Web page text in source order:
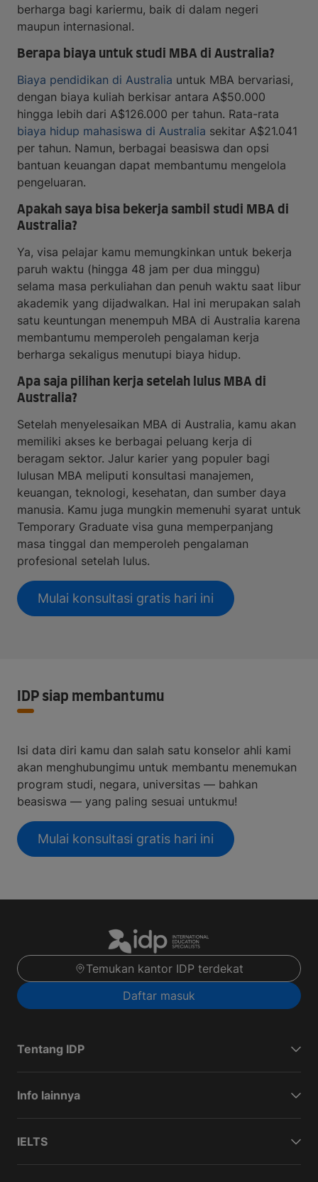
berharga bagi kariermu, baik di dalam negeri
maupun internasional.
Berapa biaya untuk studi MBA di Australia?
Biaya pendidikan di Australia untuk MBA bervariasi,
dengan biaya kuliah berkisar antara A$50.000
hingga lebih dari A$126.000 per tahun. Rata-rata
biaya hidup mahasiswa di Australia sekitar A$21.041
per tahun. Namun, berbagai beasiswa dan opsi
bantuan keuangan dapat membantumu mengelola
pengeluaran.
Apakah saya bisa bekerja sambil studi MBA di
Australia?
Ya, visa pelajar kamu memungkinkan untuk bekerja
paruh waktu (hingga 48 jam per dua minggu)
selama masa perkuliahan dan penuh waktu saat libur
akademik yang dijadwalkan. Hal ini merupakan salah
satu keuntungan menempuh MBA di Australia karena
membantumu memperoleh pengalaman kerja
berharga sekaligus menutupi biaya hidup.
Apa saja pilihan kerja setelah lulus MBA di
Australia?
Setelah menyelesaikan MBA di Australia, kamu akan
memiliki akses ke berbagai peluang kerja di
beragam sektor. Jalur karier yang populer bagi
lulusan MBA meliputi konsultasi manajemen,
keuangan, teknologi, kesehatan, dan sumber daya
manusia. Kamu juga mungkin memenuhi syarat untuk
Temporary Graduate visa guna memperpanjang
masa tinggal dan memperoleh pengalaman
profesional setelah lulus.
Mulai konsultasi gratis hari ini
IDP siap membantumu
Isi data diri kamu dan salah satu konselor ahli kami
akan menghubungimu untuk membantu menemukan
program studi, negara, universitas — bahkan
beasiswa — yang paling sesuai untukmu!
Mulai konsultasi gratis hari ini
Temukan kantor IDP terdekat
Daftar masuk
Tentang IDP
Info lainnya
IELTS